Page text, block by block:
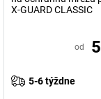
X-GUARD CLASSIC
od
5-6 týždne